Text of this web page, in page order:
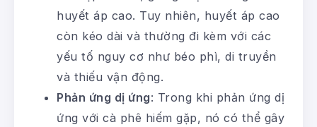
huyết áp cao. Tuy nhiên, huyết áp cao
còn kéo dài và thường đi kèm với các
yếu tố nguy cơ như béo phì, di truyền
và thiếu vận động.
Phản ứng dị ứng: Trong khi phản ứng dị
ứng với cà phê hiếm gặp, nó có thể gây